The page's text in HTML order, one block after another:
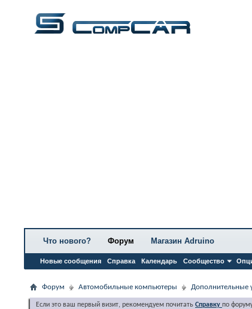
Что нового? Форум
Новые сообщения Справка Календарь Сообщество
Магазин Adruino
Форум Автомобильные компьютеры Дополнительные
Если это ваш первый визит, рекомендуем почитать Справку по